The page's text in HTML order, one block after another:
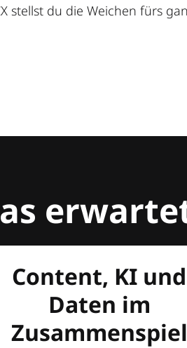
stellst du die Weichen fürs
Content, KI und
Daten im
Zusammenspiel